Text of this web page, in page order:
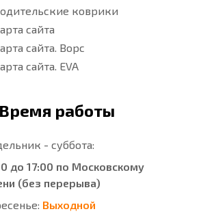
коврики
сайта
сайта. Ворс
сайта. EVA
Время работы
- суббота:
до 17:00 по Московскому
(без перерыва)
Выходной